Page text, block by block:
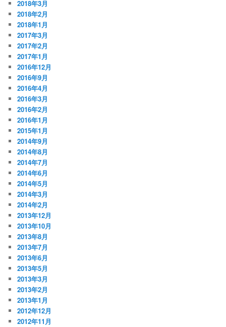
2018年3月
2018年2月
2018年1月
2017年3月
2017年2月
2017年1月
2016年12月
2016年9月
2016年4月
2016年3月
2016年2月
2016年1月
2015年1月
2014年9月
2014年8月
2014年7月
2014年6月
2014年5月
2014年3月
2014年2月
2013年12月
2013年10月
2013年8月
2013年7月
2013年6月
2013年5月
2013年3月
2013年2月
2013年1月
2012年12月
2012年11月